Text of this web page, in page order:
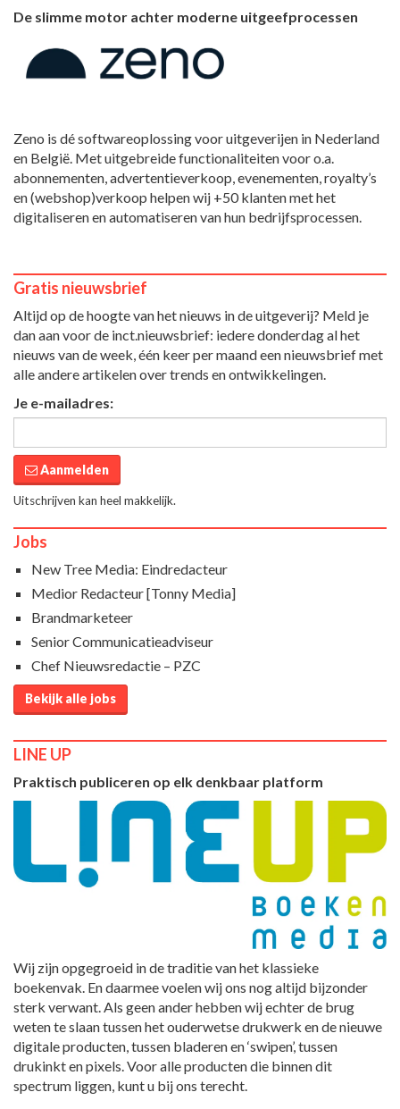
De slimme motor achter moderne uitgeefprocessen
Zeno is dé softwareoplossing voor uitgeverijen in Nederland
en België. Met uitgebreide functionaliteiten voor o.a.
abonnementen, advertentieverkoop, evenementen, royalty’s
en (webshop)verkoop helpen wij +50 klanten met het
digitaliseren en automatiseren van hun bedrijfsprocessen.
Gratis nieuwsbrief
Altijd op de hoogte van het nieuws in de uitgeverij? Meld je
dan aan voor de inct.nieuwsbrief: iedere donderdag al het
nieuws van de week, één keer per maand een nieuwsbrief met
alle andere artikelen over trends en ontwikkelingen.
Je e-mailadres:
Aanmelden
Uitschrijven kan heel makkelijk.
Jobs
New Tree Media: Eindredacteur
Medior Redacteur [Tonny Media]
Brandmarketeer
Senior Communicatieadviseur
Chef Nieuwsredactie – PZC
Bekijk alle jobs
LINE UP
Praktisch publiceren op elk denkbaar platform
Wij zijn opgegroeid in de traditie van het klassieke
boekenvak. En daarmee voelen wij ons nog altijd bijzonder
sterk verwant. Als geen ander hebben wij echter de brug
weten te slaan tussen het ouderwetse drukwerk en de nieuwe
digitale producten, tussen bladeren en ‘swipen’, tussen
drukinkt en pixels. Voor alle producten die binnen dit
spectrum liggen, kunt u bij ons terecht.